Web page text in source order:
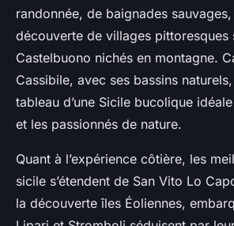
randonnée, de baignades
découverte de villages pittoresques
Castelbuono nichés en montagne.
Cassibile, avec ses bassins
tableau d’une Sicile bucolique
et les passionnés de nature.
Quant à l’expérience côtière, les
sicile s’étendent de San Vito Lo
la découverte îles Éoliennes,